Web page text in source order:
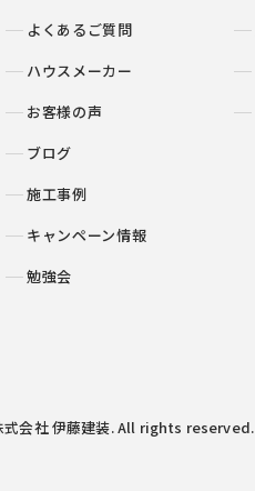
よくあるご質問
ハウスメーカー
お客様の声
ブログ
施工事例
キャンペーン情報
勉強会
式会社 伊藤建装. All rights reserved.